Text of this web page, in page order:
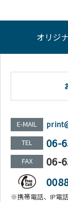
オリジ
E-MAIL
TEL 06-
FAX
06-
※携帯電話、IP電